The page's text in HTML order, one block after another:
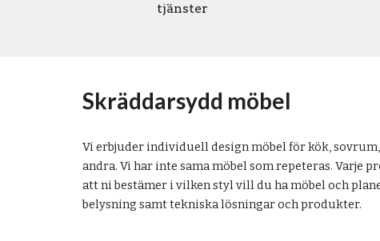
tjänster
Skräddarsydd möbel
Vi erbjuder individuell design möbel för kök,
andra. Vi har inte sama möbel som repeteras. Varje
att ni bestämer i vilken styl vill du ha möbel och
belysning samt tekniska lösningar och produkter.